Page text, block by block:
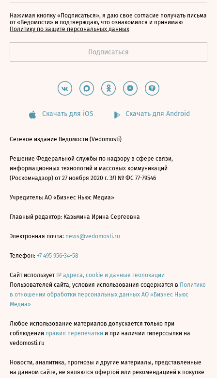
Нажимая кнопку «Подписаться», я даю свое согласие получать письма
от «Ведомости» и подтверждаю, что ознакомился и принимаю
Политику по защите персональных данных
Скачать для iOS Скачать для Android
Сетевое издание Ведомости (Vedomosti)
Решение Федеральной службы по надзору в сфере связи,
информационных технологий и массовых коммуникаций
(Роскомнадзор) от 27 ноября 2020 г. ЭЛ № ФС 77-79546
Учредитель: АО «Бизнес Ньюс Медиа»
Главный редактор: Казьмина Ирина Сергеевна
Электронная почта: news@vedomosti.ru
Телефон: +7 495 956-34-58
Сайт использует IP адреса, cookie и данные геолокации
Пользователей сайта, условия использования содержатся в Политике
в отношении обработки персональных данных АО «Бизнес Ньюс
Медиа»
Любое использование материалов допускается только при
соблюдении правил перепечатки и при наличии гиперссылки на
vedomosti.ru
Новости, аналитика, прогнозы и другие материалы, представленные
на данном сайте, не являются офертой или рекомендацией к покупке